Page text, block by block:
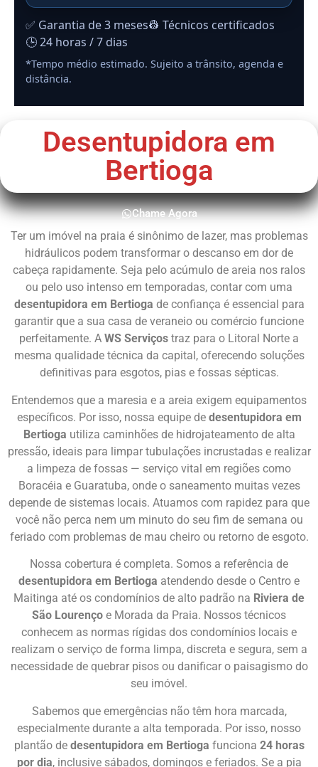
✅ Garantia de 3 meses👷 Técnicos certificados
🕒 24 horas / 7 dias
*Tempo médio estimado. Sujeito a trânsito, agenda e
distância.
Desentupidora em
Bertioga
Chame Agora
Ter um imóvel na praia é sinônimo de lazer, mas problemas
hidráulicos podem transformar o descanso em dor de
cabeça rapidamente. Seja pelo acúmulo de areia nos ralos
ou pelo uso intenso em temporadas, contar com uma
desentupidora em Bertioga de confiança é essencial para
garantir que a sua casa de veraneio ou comércio funcione
perfeitamente. A WS Serviços traz para o Litoral Norte a
mesma qualidade técnica da capital, oferecendo soluções
definitivas para esgotos, pias e fossas sépticas.
Entendemos que a maresia e a areia exigem equipamentos
específicos. Por isso, nossa equipe de desentupidora em
Bertioga utiliza caminhões de hidrojateamento de alta
pressão, ideais para limpar tubulações incrustadas e realizar
a limpeza de fossas — serviço vital em regiões como
Boracéia e Guaratuba, onde o saneamento muitas vezes
depende de sistemas locais. Atuamos com rapidez para que
você não perca nem um minuto do seu fim de semana ou
feriado com problemas de mau cheiro ou retorno de esgoto.
Nossa cobertura é completa. Somos a referência de
desentupidora em Bertioga atendendo desde o Centro e
Maitinga até os condomínios de alto padrão na Riviera de
São Lourenço e Morada da Praia. Nossos técnicos
conhecem as normas rígidas dos condomínios locais e
realizam o serviço de forma limpa, discreta e segura, sem a
necessidade de quebrar pisos ou danificar o paisagismo do
seu imóvel.
Sabemos que emergências não têm hora marcada,
especialmente durante a alta temporada. Por isso, nosso
plantão de desentupidora em Bertioga funciona 24 horas
por dia, inclusive sábados, domingos e feriados. Se a pia